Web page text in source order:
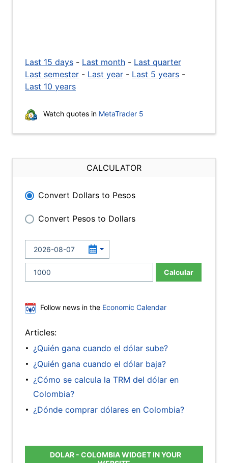
Last 15 days - Last month - Last quarter
Last semester - Last year - Last 5 years -
Last 10 years
Watch quotes in MetaTrader 5
CALCULATOR
Convert Dollars to Pesos
Convert Pesos to Dollars
Calcular
Follow news in the Economic Calendar
Articles:
¿Quién gana cuando el dólar sube?
¿Quién gana cuando el dólar baja?
¿Cómo se calcula la TRM del dólar en
Colombia?
¿Dónde comprar dólares en Colombia?
DOLAR - COLOMBIA WIDGET IN YOUR